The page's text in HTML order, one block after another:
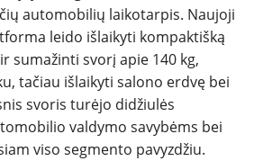
automobilių laikotarpis. Naujoji
leido išlaikyti kompaktišką
sumažinti svorį apie 140 kg,
tačiau išlaikyti salono erdvę bei
svoris turėjo didžiulės
valdymo savybėms bei
viso segmento pavyzdžiu.